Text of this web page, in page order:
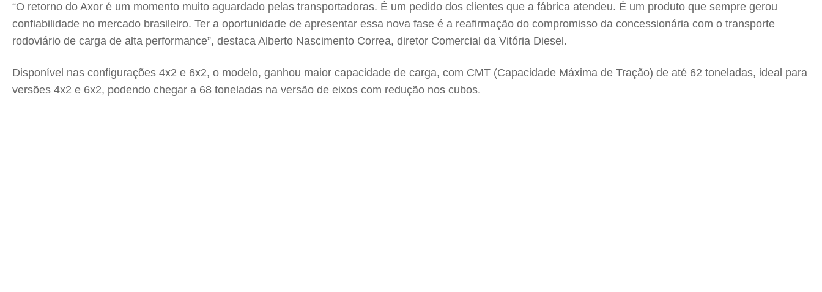
“O retorno do Axor é um momento muito aguardado pelas transportadoras. É um pedido dos clientes que a fábrica atendeu. É um produto que sempre gerou
confiabilidade no mercado brasileiro. Ter a oportunidade de apresentar essa nova fase é a reafirmação do compromisso da concessionária com o transporte
rodoviário de carga de alta performance”, destaca Alberto Nascimento Correa, diretor Comercial da Vitória Diesel.
Disponível nas configurações 4x2 e 6x2, o modelo, ganhou maior capacidade de carga, com CMT (Capacidade Máxima de Tração) de até 62 toneladas, ideal para
versões 4x2 e 6x2, podendo chegar a 68 toneladas na versão de eixos com redução nos cubos.